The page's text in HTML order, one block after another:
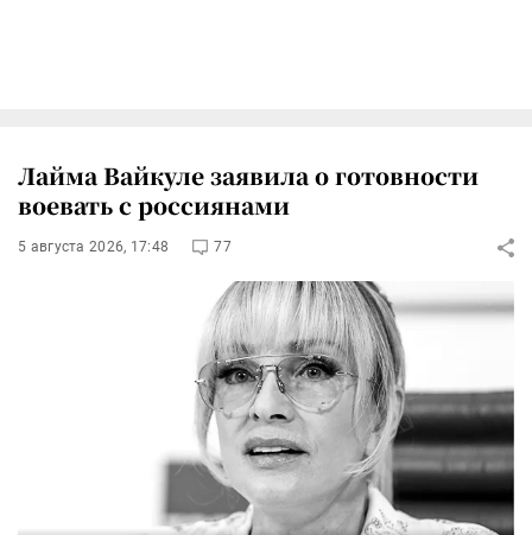
Лайма Вайкуле заявила о готовности
воевать с россиянами
5 августа 2026, 17:48 77